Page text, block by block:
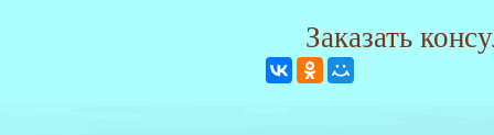
Заказать